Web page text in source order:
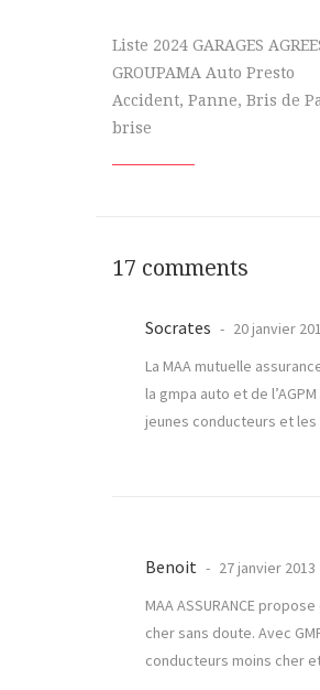
Liste 2024 GARAGES
GROUPAMA Auto Presto
Accident, Panne, Bris de
brise
17 comments
Socrates 20 janvier
La MAA mutuelle
la gmpa auto et de
jeunes conducteurs et
Benoit 27 janvier 2013
MAA ASSURANCE
cher sans doute. Avec
conducteurs moins cher